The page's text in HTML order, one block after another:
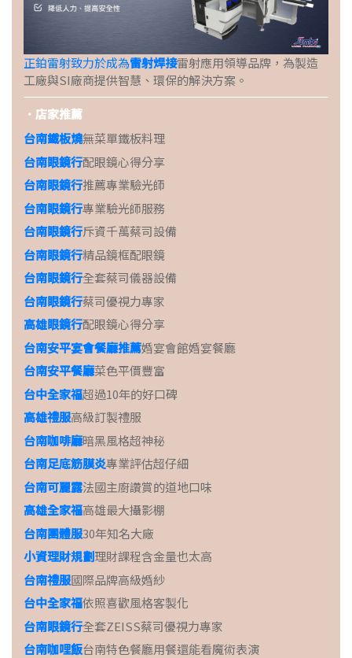
正鉑雷射致力於成為雷射焊接雷射應用領導品牌，為製造
工廠與SI廠商提供智慧、環保的解決方案。
．店家推薦
台南鐵板燒無菜單鐵板料理
台南眼鏡行配眼鏡心得分享
台南眼鏡行推薦專業驗光師
台南眼鏡行專業驗光師服務
台南眼鏡行斥資千萬蔡司設備
台南眼鏡行精品鏡框配眼鏡
台南眼鏡行全套蔡司儀器設備
台南眼鏡行蔡司優視力專家
高雄眼鏡行配眼鏡心得分享
台南安平宴會餐廳推薦婚宴會館婚宴餐廳
台南安平餐廳菜色平價豐富
台中全家福超過10年的好口碑
高雄禮服高級訂製禮服
台南咖啡廳暗黑風格超神秘
台南足底筋膜炎專業評估超仔細
台南可麗露法國主廚讚賞的道地口味
高雄全家福高雄最大攝影棚
台南團體服30年知名大廠
小資理財規劃理財課程含金量也太高
台南禮服國際品牌高級婚紗
台中全家福依照喜歡風格客製化
台南眼鏡行全套ZEISS蔡司優視力專家
台南咖哩飯台南特色餐廳用餐還能看魔術表演